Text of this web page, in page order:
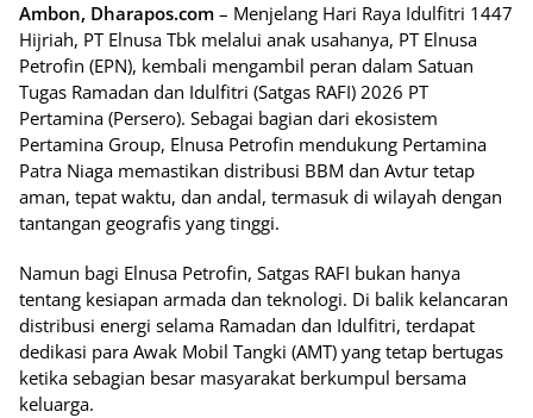
Ambon, Dharapos.com – Menjelang Hari Raya Idulfitri 1447
Hijriah, PT Elnusa Tbk melalui anak usahanya, PT Elnusa
Petrofin (EPN), kembali mengambil peran dalam Satuan
Tugas Ramadan dan Idulfitri (Satgas RAFI) 2026 PT
Pertamina (Persero). Sebagai bagian dari ekosistem
Pertamina Group, Elnusa Petrofin mendukung Pertamina
Patra Niaga memastikan distribusi BBM dan Avtur tetap
aman, tepat waktu, dan andal, termasuk di wilayah dengan
tantangan geografis yang tinggi.
Namun bagi Elnusa Petrofin, Satgas RAFI bukan hanya
tentang kesiapan armada dan teknologi. Di balik kelancaran
distribusi energi selama Ramadan dan Idulfitri, terdapat
dedikasi para Awak Mobil Tangki (AMT) yang tetap bertugas
ketika sebagian besar masyarakat berkumpul bersama
keluarga.